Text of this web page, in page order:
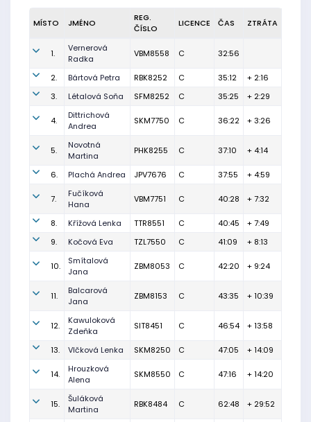
MÍSTO JMÉNO
REG.
ČÍSLO
LICENCE ČAS ZTRÁTA
1.
Vernerová
Radka
VBM8558 C 32:56
2. Bártová Petra RBK8252 C 35:12
+ 2:16
3.
Létalová Soňa SFM8252 C 35:25 + 2:29
4.
Dittrichová
Andrea
SKM7750 C 36:22 + 3:26
5.
Novotná
Martina
PHK8255 C 37:10 + 4:14
6. Plachá Andrea JPV7676 C 37:55 + 4:59
7.
Fučíková
Hana
VBM7751 C 40:28 + 7:32
8. Křížová Lenka TTR8551 C 40:45
+ 7:49
9.
Kočová Eva TZL7550 C 41:09 + 8:13
10.
Smítalová
Jana
ZBM8053 C 42:20 + 9:24
11.
Balcarová
Jana
ZBM8153 C 43:35 + 10:39
12.
Kawuloková
Zdeňka
SIT8451 C 46:54 + 13:58
13. Vlčková Lenka SKM8250 C 47:05 + 14:09
14.
Hrouzková
Alena
SKM8550 C 47:16 + 14:20
15.
Šuláková
Martina
RBK8484 C 62:48 + 29:52